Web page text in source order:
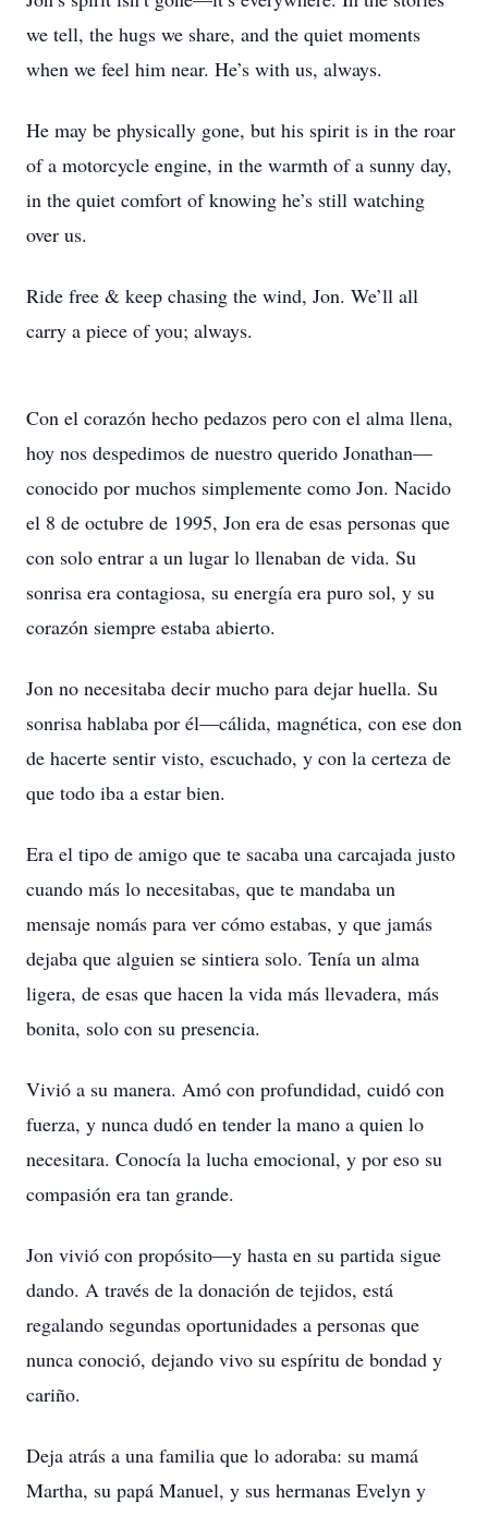
we tell, the hugs we share, and the quiet moments
when we feel him near. He’s with us, always.
He may be physically gone, but his spirit is in the roar
of a motorcycle engine, in the warmth of a sunny day,
in the quiet comfort of knowing he’s still watching
over us.
Ride free & keep chasing the wind, Jon. We’ll all
carry a piece of you; always.
Con el corazón hecho pedazos pero con el alma llena,
hoy nos despedimos de nuestro querido Jonathan—
conocido por muchos simplemente como Jon. Nacido
el 8 de octubre de 1995, Jon era de esas personas que
con solo entrar a un lugar lo llenaban de vida. Su
sonrisa era contagiosa, su energía era puro sol, y su
corazón siempre estaba abierto.
Jon no necesitaba decir mucho para dejar huella. Su
sonrisa hablaba por él—cálida, magnética, con ese don
de hacerte sentir visto, escuchado, y con la certeza de
que todo iba a estar bien.
Era el tipo de amigo que te sacaba una carcajada justo
cuando más lo necesitabas, que te mandaba un
mensaje nomás para ver cómo estabas, y que jamás
dejaba que alguien se sintiera solo. Tenía un alma
ligera, de esas que hacen la vida más llevadera, más
bonita, solo con su presencia.
Vivió a su manera. Amó con profundidad, cuidó con
fuerza, y nunca dudó en tender la mano a quien lo
necesitara. Conocía la lucha emocional, y por eso su
compasión era tan grande.
Jon vivió con propósito—y hasta en su partida sigue
dando. A través de la donación de tejidos, está
regalando segundas oportunidades a personas que
nunca conoció, dejando vivo su espíritu de bondad y
cariño.
Deja atrás a una familia que lo adoraba: su mamá
Martha, su papá Manuel, y sus hermanas Evelyn y